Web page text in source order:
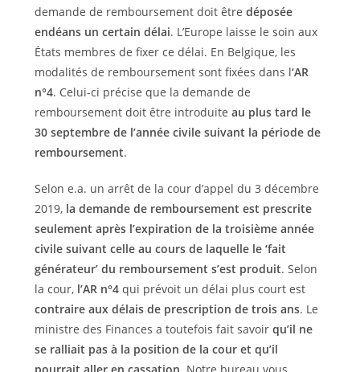
demande de remboursement doit être déposée
endéans un certain délai. L’Europe laisse le soin aux
États membres de fixer ce délai. En Belgique, les
modalités de remboursement sont fixées dans l‘AR
n°4. Celui-ci précise que la demande de
remboursement doit être introduite au plus tard le
30 septembre de l’année civile suivant la période de
remboursement.
Selon e.a. un arrêt de la cour d’appel du 3 décembre
2019, la demande de remboursement est prescrite
seulement après l’expiration de la troisième année
civile suivant celle au cours de laquelle le ‘fait
générateur’ du remboursement s’est produit. Selon
la cour, l’AR n°4 qui prévoit un délai plus court est
contraire aux délais de prescription de trois ans. Le
ministre des Finances a toutefois fait savoir qu’il ne
se ralliait pas à la position de la cour et qu’il